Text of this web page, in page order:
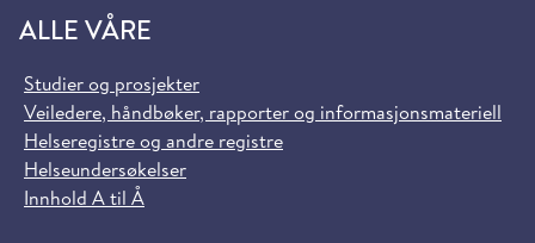
ALLE VÅRE
Studier og prosjekter
Veiledere, håndbøker, rapporter og informasjonsmateriell
Helseregistre og andre registre
Helseundersøkelser
Innhold A til Å